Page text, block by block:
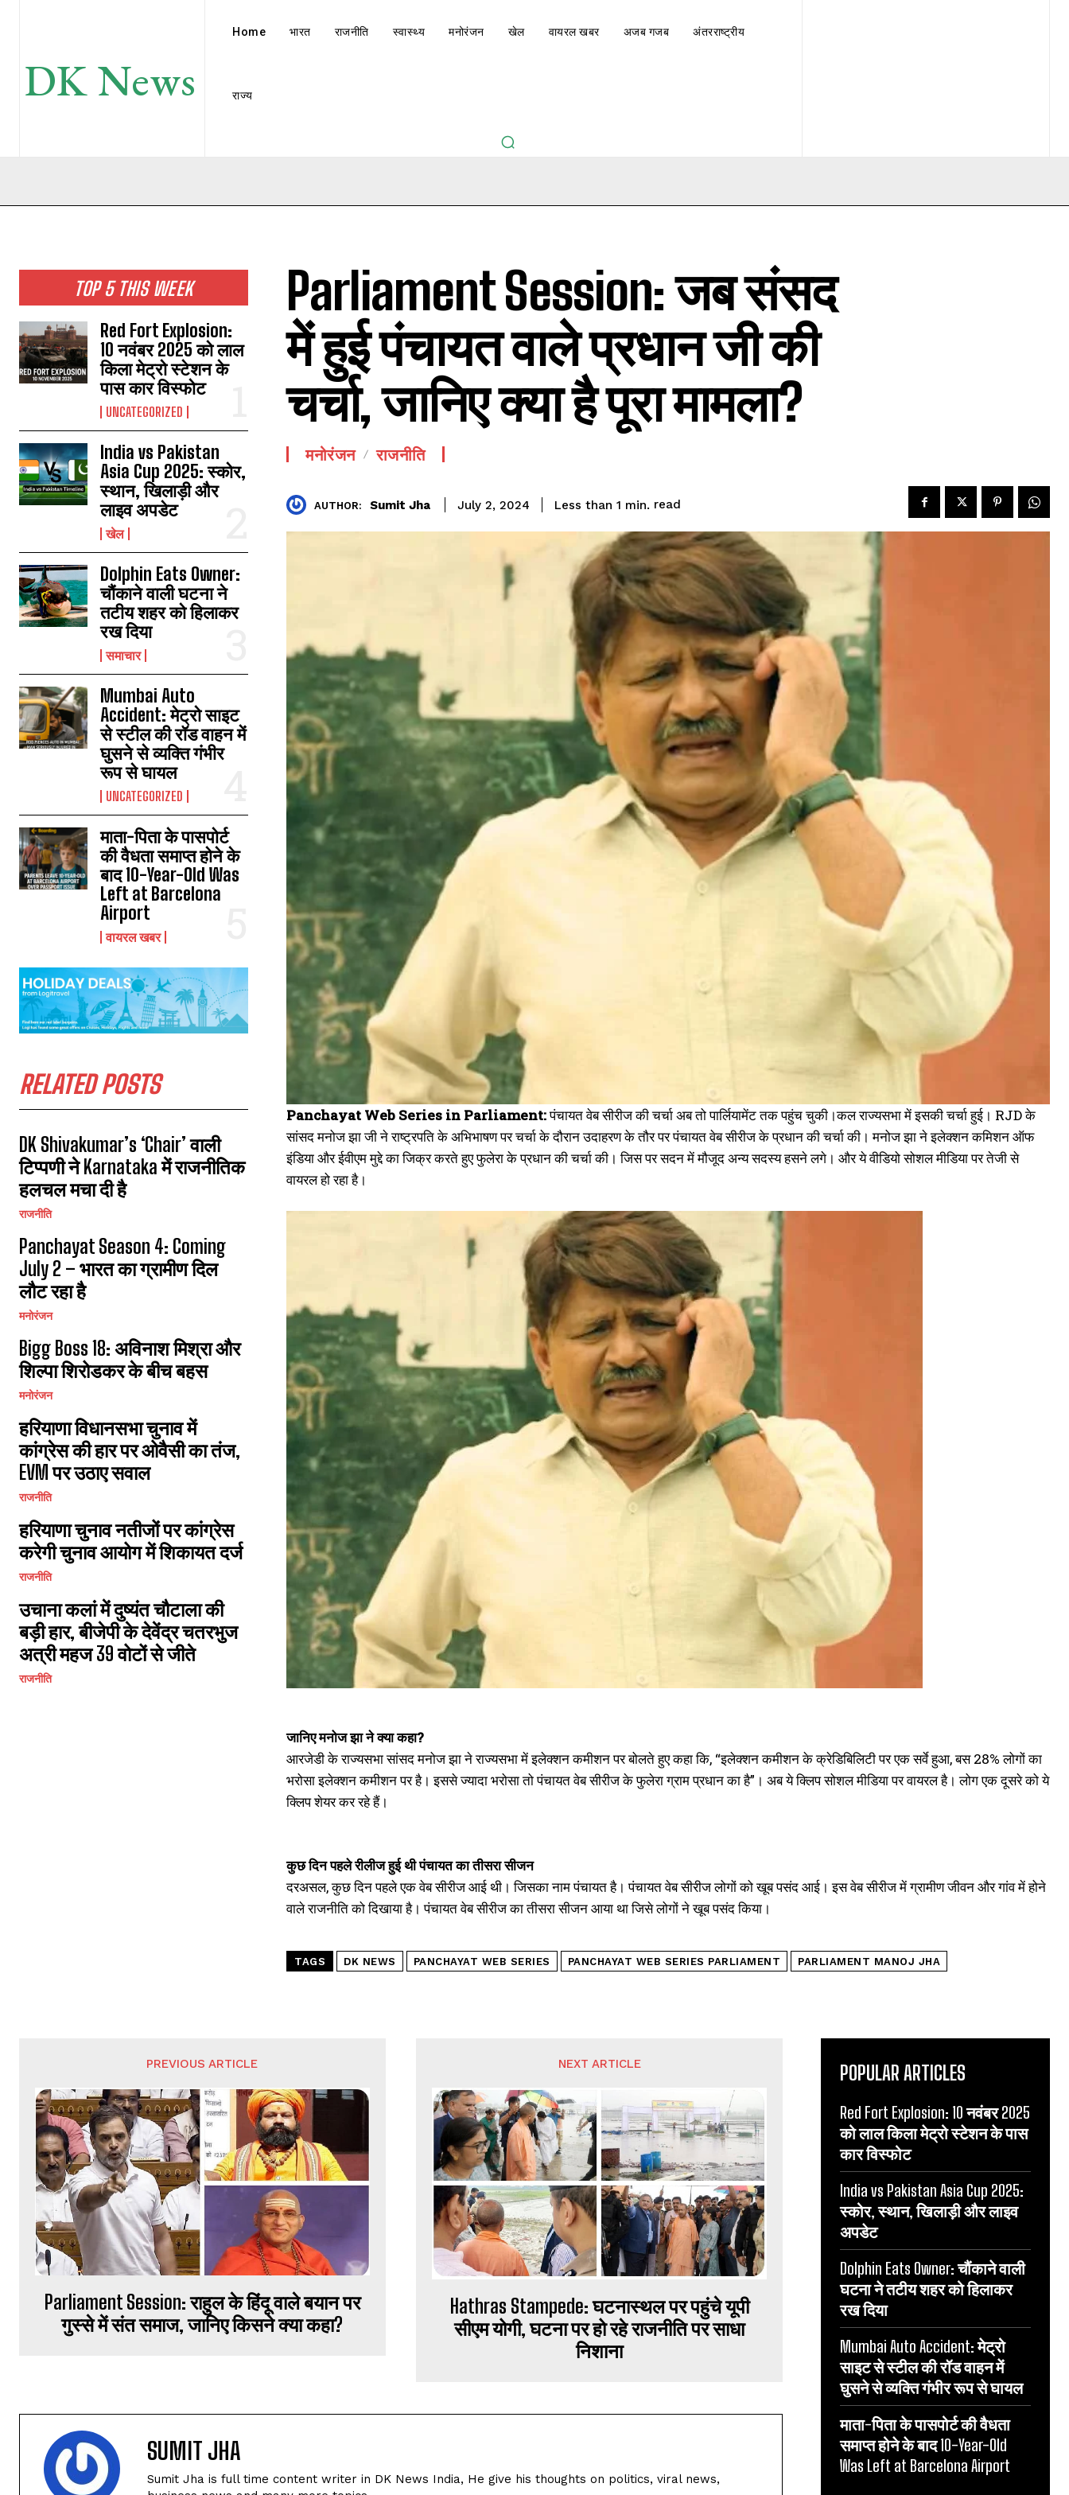
DK News
Home भारत राजनीति स्वास्थ्य मनोरंजन खेल वायरल खबर अजब गजब अंतरराष्ट्रीय
राज्य
TOP 5 THIS WEEK
Red Fort Explosion:
10 नवंबर 2025 को लाल
किला मेट्रो स्टेशन के
पास कार विस्फोट
UNCATEGORIZED
India vs Pakistan
Asia Cup 2025: स्कोर,
स्थान, खिलाड़ी और
लाइव अपडेट
खेल
Dolphin Eats Owner:
चौंकाने वाली घटना ने
तटीय शहर को हिलाकर
रख दिया
समाचार
Mumbai Auto
Accident: मेट्रो साइट
से स्टील की रॉड वाहन में
घुसने से व्यक्ति गंभीर
रूप से घायल
UNCATEGORIZED
माता-पिता के पासपोर्ट
की वैधता समाप्त होने के
बाद 10-Year-Old Was
Left at Barcelona
Airport
वायरल खबर
RELATED POSTS
DK Shivakumar’s ‘Chair’ वाली
टिप्पणी ने Karnataka में राजनीतिक
हलचल मचा दी है
राजनीति
Panchayat Season 4: Coming
July 2 – भारत का ग्रामीण दिल
लौट रहा है
मनोरंजन
Bigg Boss 18: अविनाश मिश्रा और
शिल्पा शिरोडकर के बीच बहस
मनोरंजन
हरियाणा विधानसभा चुनाव में
कांग्रेस की हार पर ओवैसी का तंज,
EVM पर उठाए सवाल
राजनीति
हरियाणा चुनाव नतीजों पर कांग्रेस
करेगी चुनाव आयोग में शिकायत दर्ज
राजनीति
उचाना कलां में दुष्यंत चौटाला की
बड़ी हार, बीजेपी के देवेंद्र चतरभुज
अत्री महज 39 वोटों से जीते
राजनीति
Parliament Session: जब संसद
में हुई पंचायत वाले प्रधान जी की
चर्चा, जानिए क्या है पूरा मामला?
मनोरंजन राजनीति
AUTHOR: Sumit Jha July 2, 2024 Less than 1 min. read
Panchayat Web Series in Parliament:पंचायत वेब सीरीज की चर्चा अब तो पार्लियामेंट तक पहुंच चुकी।कल राज्यसभा में इसकी चर्चा हुई। RJD के
सांसद मनोज झा जी ने राष्ट्रपति के अभिभाषण पर चर्चा के दौरान उदाहरण के तौर पर पंचायत वेब सीरीज के प्रधान की चर्चा की। मनोज झा ने इलेक्शन कमिशन ऑफ
इंडिया और ईवीएम मुद्दे का जिक्र करते हुए फुलेरा के प्रधान की चर्चा की। जिस पर सदन में मौजूद अन्य सदस्य हसने लगे। और ये वीडियो सोशल मीडिया पर तेजी से
वायरल हो रहा है।
जानिए मनोज झा ने क्या कहा?
आरजेडी के राज्यसभा सांसद मनोज झा ने राज्यसभा में इलेक्शन कमीशन पर बोलते हुए कहा कि, “इलेक्शन कमीशन के क्रेडिबिलिटी पर एक सर्वे हुआ, बस 28% लोगों का
भरोसा इलेक्शन कमीशन पर है। इससे ज्यादा भरोसा तो पंचायत वेब सीरीज के फुलेरा ग्राम प्रधान का है”। अब ये क्लिप सोशल मीडिया पर वायरल है। लोग एक दूसरे को ये
क्लिप शेयर कर रहे हैं।
कुछ दिन पहले रीलीज हुई थी पंचायत का तीसरा सीजन
दरअसल, कुछ दिन पहले एक वेब सीरीज आई थी। जिसका नाम पंचायत है। पंचायत वेब सीरीज लोगों को खूब पसंद आई। इस वेब सीरीज में ग्रामीण जीवन और गांव में होने
वाले राजनीति को दिखाया है। पंचायत वेब सीरीज का तीसरा सीजन आया था जिसे लोगों ने खूब पसंद किया।
TAGS DK NEWS PANCHAYAT WEB SERIES PANCHAYAT WEB SERIES PARLIAMENT PARLIAMENT MANOJ JHA
PREVIOUS ARTICLE
Parliament Session: राहुल के हिंदू वाले बयान पर
गुस्से में संत समाज, जानिए किसने क्या कहा?
NEXT ARTICLE
Hathras Stampede: घटनास्थल पर पहुंचे यूपी
सीएम योगी, घटना पर हो रहे राजनीति पर साधा
निशाना
SUMIT JHA
Sumit Jha is full time content writer in DK News India, He give his thoughts on politics, viral news,
POPULAR ARTICLES
Red Fort Explosion: 10 नवंबर 2025
को लाल किला मेट्रो स्टेशन के पास
कार विस्फोट
India vs Pakistan Asia Cup 2025:
स्कोर, स्थान, खिलाड़ी और लाइव
अपडेट
Dolphin Eats Owner: चौंकाने वाली
घटना ने तटीय शहर को हिलाकर
रख दिया
Mumbai Auto Accident: मेट्रो
साइट से स्टील की रॉड वाहन में
घुसने से व्यक्ति गंभीर रूप से घायल
माता-पिता के पासपोर्ट की वैधता
समाप्त होने के बाद 10-Year-Old
Was Left at Barcelona Airport